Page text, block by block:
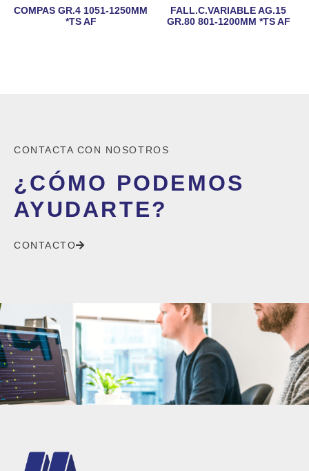
COMPAS GR.4 1051-1250MM
*TS AF
FALL.C.VARIABLE AG.15
GR.80 801-1200MM *TS AF
CONTACTA CON NOSOTROS
¿CÓMO PODEMOS
AYUDARTE?
CONTACTO